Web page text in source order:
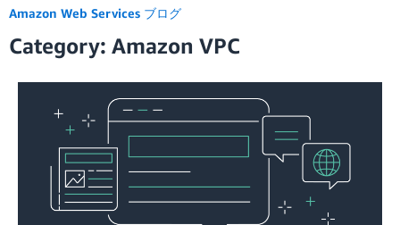
カテゴリ
エディション
Amazon Web Services ブログ
Category: Amazon VPC